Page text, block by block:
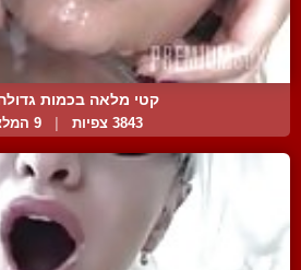
קטי מלאה בכמות
3843 צפיות 9 המלצות